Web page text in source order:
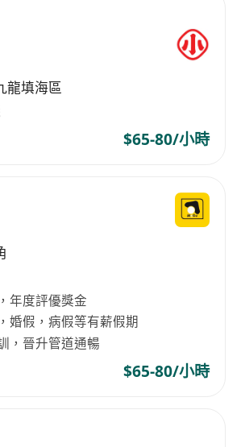
龍填海區
$65-80/小時
年度評優獎金
婚假，病假等有薪假期
，晉升管道通暢
$65-80/小時